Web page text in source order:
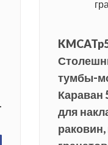
тумбы-
Караван
для